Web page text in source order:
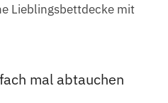
Lieblingsbettdecke mit
mal abtauchen